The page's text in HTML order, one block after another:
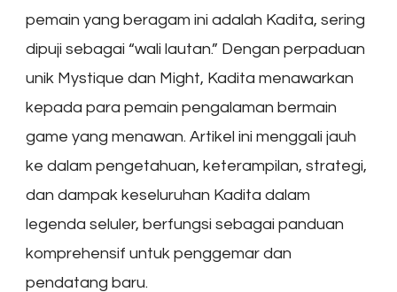
pemain yang beragam ini adalah Kadita, sering
dipuji sebagai “wali lautan.” Dengan perpaduan
unik Mystique dan Might, Kadita menawarkan
kepada para pemain pengalaman bermain
game yang menawan. Artikel ini menggali jauh
ke dalam pengetahuan, keterampilan, strategi,
dan dampak keseluruhan Kadita dalam
legenda seluler, berfungsi sebagai panduan
komprehensif untuk penggemar dan
pendatang baru.